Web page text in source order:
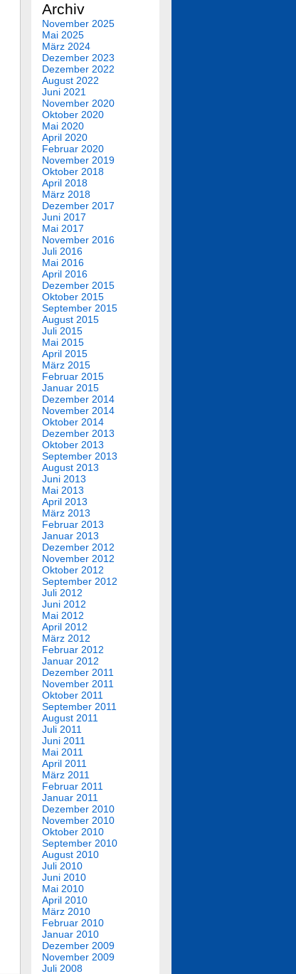
Archiv
November 2025
Mai 2025
März 2024
Dezember 2023
Dezember 2022
August 2022
Juni 2021
November 2020
Oktober 2020
Mai 2020
April 2020
Februar 2020
November 2019
Oktober 2018
April 2018
März 2018
Dezember 2017
Juni 2017
Mai 2017
November 2016
Juli 2016
Mai 2016
April 2016
Dezember 2015
Oktober 2015
September 2015
August 2015
Juli 2015
Mai 2015
April 2015
März 2015
Februar 2015
Januar 2015
Dezember 2014
November 2014
Oktober 2014
Dezember 2013
Oktober 2013
September 2013
August 2013
Juni 2013
Mai 2013
April 2013
März 2013
Februar 2013
Januar 2013
Dezember 2012
November 2012
Oktober 2012
September 2012
Juli 2012
Juni 2012
Mai 2012
April 2012
März 2012
Februar 2012
Januar 2012
Dezember 2011
November 2011
Oktober 2011
September 2011
August 2011
Juli 2011
Juni 2011
Mai 2011
April 2011
März 2011
Februar 2011
Januar 2011
Dezember 2010
November 2010
Oktober 2010
September 2010
August 2010
Juli 2010
Juni 2010
Mai 2010
April 2010
März 2010
Februar 2010
Januar 2010
Dezember 2009
November 2009
Juli 2008